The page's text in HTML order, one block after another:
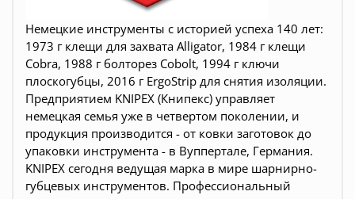
Немецкие инструменты c историей успеха 140 лет:
1973 г клещи для захвата Alligator, 1984 г клещи
Cobra, 1988 г болторез Cobolt, 1994 г ключи
плоскогубцы, 2016 г ErgoStrip для снятия изоляции.
Предприятием KNIPEX (Книпекс) управляет
немецкая семья уже в четвертом поколении, и
продукция производится - от ковки заготовок до
упаковки инструмента - в Вуппертале, Германия.
KNIPEX сегодня ведущая марка в мире шарнирно-
губцевых инструментов. Профессиональный